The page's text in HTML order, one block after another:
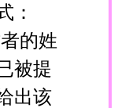
：
的姓
被提
出该